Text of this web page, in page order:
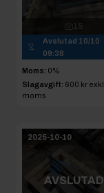
15
Avslutad 10/10
09:38
Moms: 0%
Slagavgift: 600 kr exkl.
moms
2025-10-10
AVSLUTAD